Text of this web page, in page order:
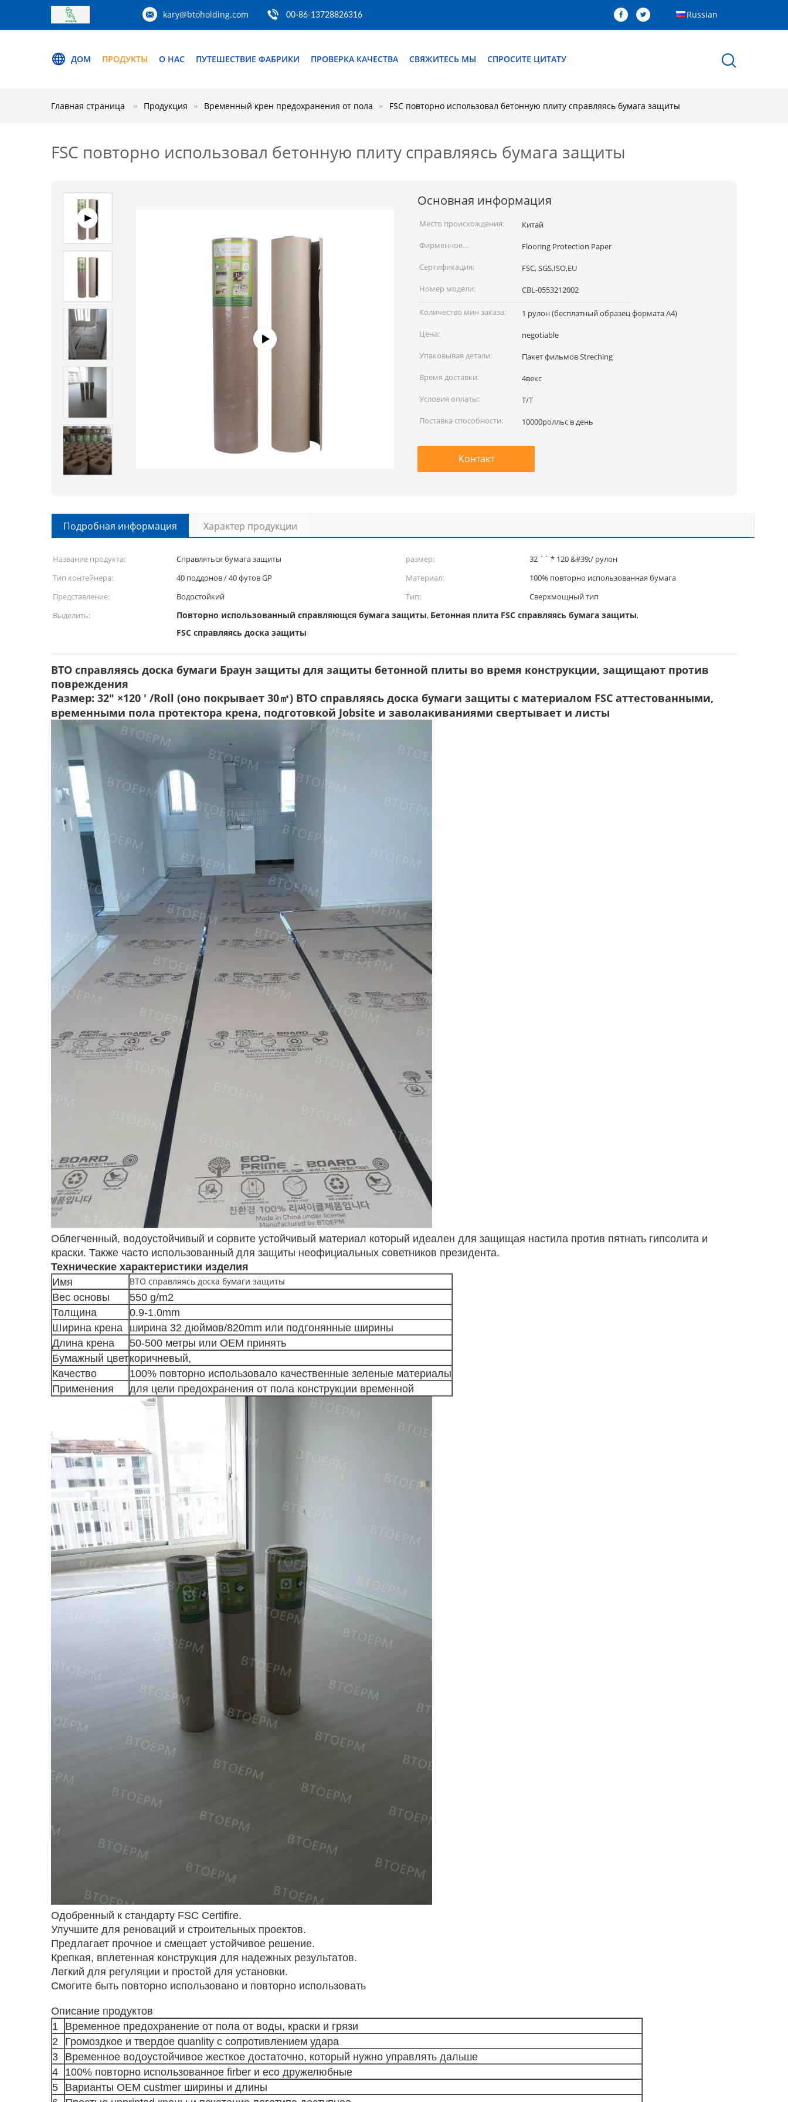
kary@btoholding.com 00-86-13728826316 Russian
ДОМ ПРОДУКТЫ О НАС ПУТЕШЕСТВИЕ ФАБРИКИ ПРОВЕРКА КАЧЕСТВА СВЯЖИТЕСЬ МЫ СПРОСИТЕ ЦИТАТУ
Главная страница Продукция Временный крен предохранения от пола FSC повторно использовал бетонную плиту справляясь бумага защиты
FSC повторно использовал бетонную плиту справляясь бумага защиты
Основная информация
Место происхождения:
Китай
Фирменное
наименование:
Flooring Protection Paper
Сертификация:
FSC, SGS,ISO,EU
Номер модели:
CBL-0553212002
Количество мин заказа:
1 рулон (бесплатный образец формата А4)
Цена:
negotiable
Упаковывая детали:
Пакет фильмов Streching
Время доставки:
4векс
Условия оплаты:
T/T
Поставка способности:
10000ролльс в день
Контакт
Подробная информация Характер продукции
Название продукта: Справляться бумага защиты размер:
32 `` * 120 &#39;/ рулон
Тип контейнера:
40 поддонов / 40 футов GP Материал:
100% повторно использованная бумага
Представление:
Водостойкий Тип:
Сверхмощный тип
Выделить:
Повторно использованный справляющся бумага защиты, Бетонная плита FSC справляясь бумага защиты,
FSC справляясь доска защиты
BTO справляясь доска бумаги Браун защиты для защиты бетонной плиты во время конструкции, защищают против
повреждения
Размер: 32" ×120 ' /Roll (оно покрывает 30㎡) BTO справляясь доска бумаги защиты с материалом FSC аттестованными,
временными пола протектора крена, подготовкой Jobsite и заволакиваниями свертывает и листы
Облегченный, водоустойчивый и сорвите устойчивый материал который идеален для защищая настила против пятнать гипсолита и
краски. Также часто использованный для защиты неофициальных советников президента.
Технические характеристики изделия
Имя
BTO справляясь доска бумаги защиты
Вес основы
550 g/m2
Толщина
0.9-1.0mm
Ширина крена
ширина 32 дюймов/820mm или подгонянные ширины
Длина крена
50-500 метры или OEM принять
Бумажный цветкоричневый,
Качество
100% повторно использовало качественные зеленые материалы
Применения
для цели предохранения от пола конструкции временной
Одобренный к стандарту FSC Certifire.
Улучшите для реноваций и строительных проектов.
Предлагает прочное и смещает устойчивое решение.
Крепкая, вплетенная конструкция для надежных результатов.
Легкий для регуляции и простой для установки.
Смогите быть повторно использовано и повторно использовать
Описание продуктов
1
Временное предохранение от пола от воды, краски и грязи
2
Громоздкое и твердое quanlity с сопротивлением удара
3
Временное водоустойчивое жесткое достаточно, который нужно управлять дальше
4
100% повторно использованное firber и eco дружелюбные
5
Варианты OEM custmer ширины и длины